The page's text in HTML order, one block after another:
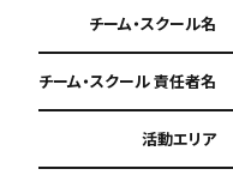
チーム・スクール名
チーム・スクール 責任者名
活動エリア